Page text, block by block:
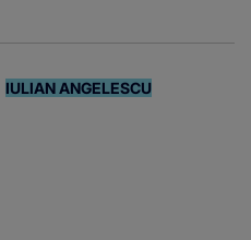
IULIAN ANGELESCU